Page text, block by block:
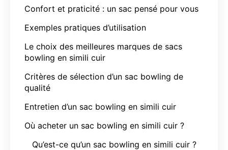
Confort et praticité : un sac pensé pour vous
Exemples pratiques d’utilisation
Le choix des meilleures marques de sacs
bowling en simili cuir
Critères de sélection d’un sac bowling de
qualité
Entretien d’un sac bowling en simili cuir
Où acheter un sac bowling en simili cuir ?
Qu’est-ce qu’un sac bowling en simili cuir ?